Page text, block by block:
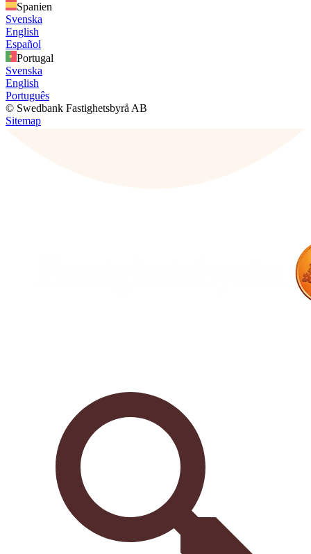
Spanien
Svenska
English
Español
Portugal
Svenska
English
Português
© Swedbank Fastighetsbyrå AB
Sitemap